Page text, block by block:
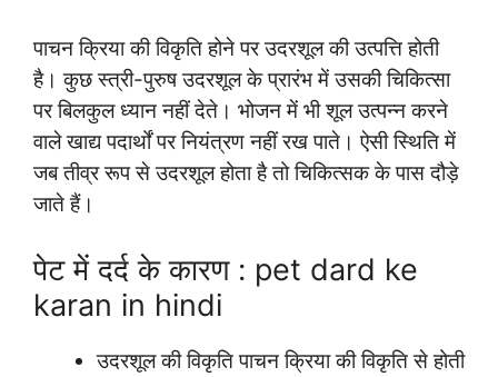
पाचन क्रिया की विकृति होने पर उदरशूल की उत्पत्ति होती
है। कुछ स्त्री-पुरुष उदरशूल के प्रारंभ में उसकी चिकित्सा
पर बिलकुल ध्यान नहीं देते। भोजन में भी शूल उत्पन्न करने
वाले खाद्य पदार्थों पर नियंत्रण नहीं रख पाते। ऐसी स्थिति में
जब तीव्र रूप से उदरशूल होता है तो चिकित्सक के पास दौड़े
जाते हैं।
पेट में दर्द के कारण : pet dard ke
karan in hindi
उदरशूल की विकृति पाचन क्रिया की विकृति से होती